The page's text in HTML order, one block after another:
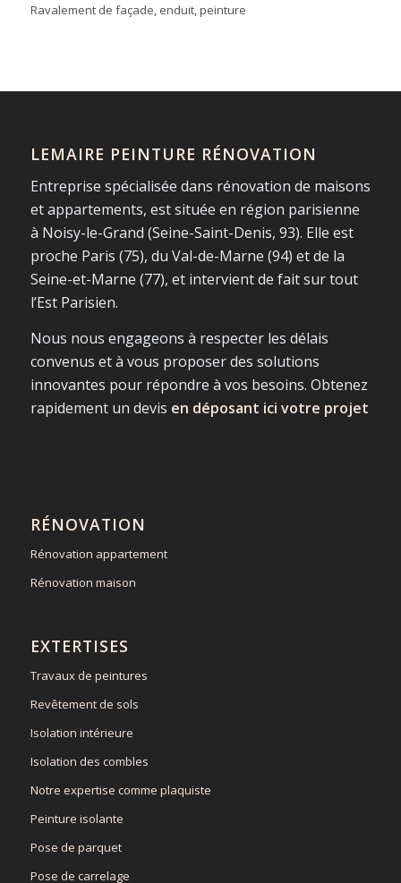
Ravalement de façade, enduit, peinture
LEMAIRE PEINTURE RÉNOVATION
Entreprise spécialisée dans rénovation de maisons
et appartements, est située en région parisienne
à Noisy-le-Grand (Seine-Saint-Denis, 93). Elle est
proche Paris (75), du Val-de-Marne (94) et de la
Seine-et-Marne (77), et intervient de fait sur tout
l’Est Parisien.
Nous nous engageons à respecter les délais
convenus et à vous proposer des solutions
innovantes pour répondre à vos besoins. Obtenez
rapidement un devis en déposant ici votre projet
RÉNOVATION
Rénovation appartement
Rénovation maison
EXTERTISES
Travaux de peintures
Revêtement de sols
Isolation intérieure
Isolation des combles
Notre expertise comme plaquiste
Peinture isolante
Pose de parquet
Pose de carrelage